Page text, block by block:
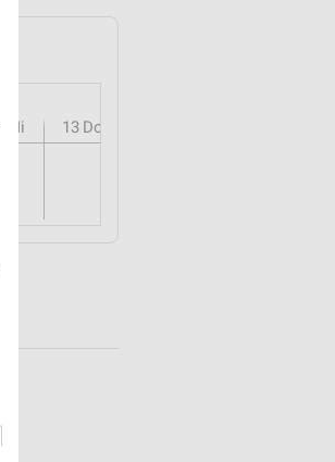
Mi 13 Do